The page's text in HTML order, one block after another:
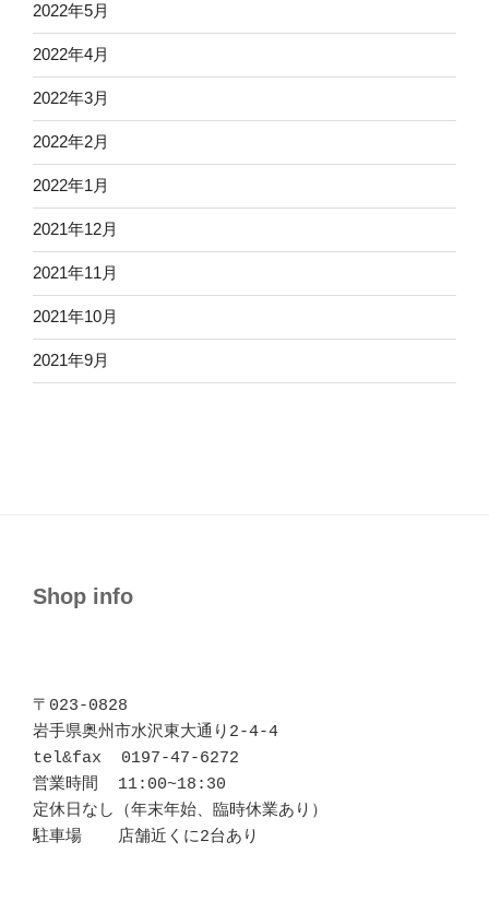
2022年5月
2022年4月
2022年3月
2022年2月
2022年1月
2021年12月
2021年11月
2021年10月
2021年9月
Shop info
〒023-0828
岩手県奥州市水沢東大通り2-4-4
tel&fax  0197-47-6272
営業時間  11:00~18:30
定休日なし（年末年始、臨時休業あり）
駐車場  　店舗近くに2台あり